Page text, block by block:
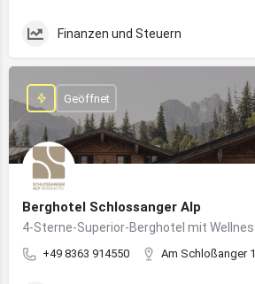
Finanzen und Steuern
Berghotel Schlossanger Alp
+49 8363 914550 Am Schloßanger 1
Geöffnet